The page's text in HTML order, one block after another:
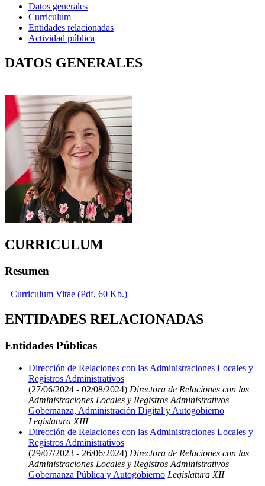
Datos generales
Curriculum
Entidades relacionadas
Actividad pública
DATOS GENERALES
CURRICULUM
Resumen
Curriculum Vitae (Pdf, 60 Kb.)
ENTIDADES RELACIONADAS
Entidades Públicas
Dirección de Relaciones con las Administraciones Locales y
Registros Administrativos
(27/06/2024 - 02/08/2024) Directora de Relaciones con las
Administraciones Locales y Registros Administrativos
Gobernanza, Administración Digital y Autogobierno
Legislatura XIII
Dirección de Relaciones con las Administraciones Locales y
Registros Administrativos
(29/07/2023 - 26/06/2024) Directora de Relaciones con las
Administraciones Locales y Registros Administrativos
Gobernanza Pública y Autogobierno Legislatura XII